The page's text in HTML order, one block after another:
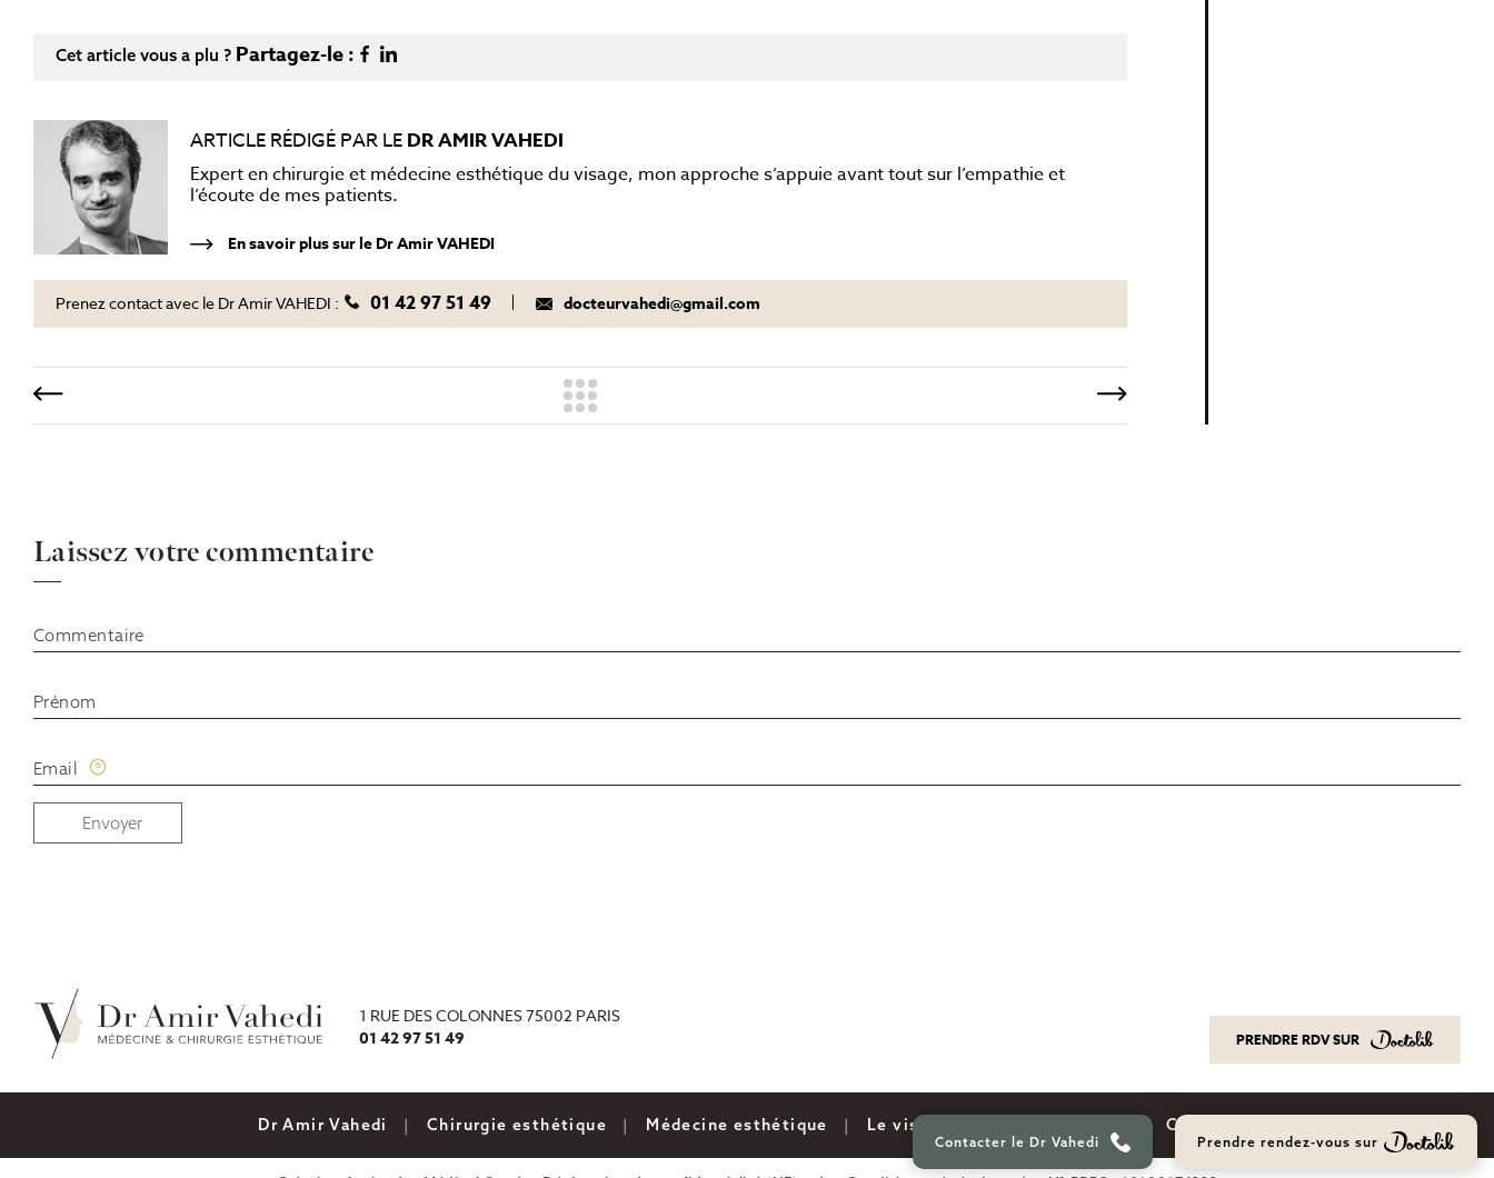
Cet article vous a plu ? Partagez-le :
ARTICLE RÉDIGÉ PAR LE DR AMIR VAHEDI
Expert en chirurgie et médecine esthétique du visage, mon approche s’appuie avant tout sur l’empathie et
l’écoute de mes patients.
En savoir plus sur le Dr Amir VAHEDI
Prenez contact avec le Dr Amir VAHEDI : 01 42 97 51 49 docteurvahedi@gmail.com
Laissez votre commentaire
Commentaire
Prénom
Email
Envoyer
1 RUE DES COLONNES 75002 PARIS
01 42 97 51 49
PRENDRE RDV SUR
Dr Amir Vahedi Chirurgie esthétique Médecine esthétique Le visage Contact
Contacter le Dr Vahedi
Prendre rendez-vous sur